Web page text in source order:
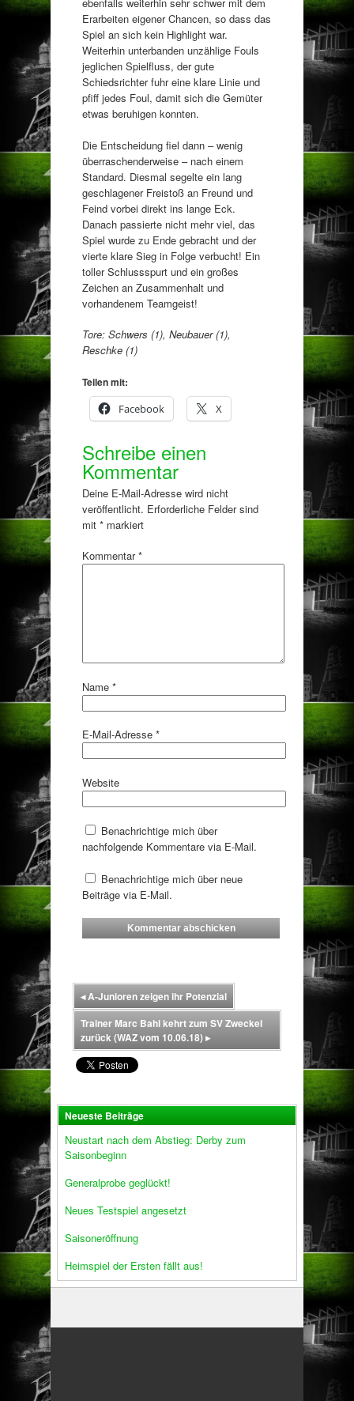
Erarbeiten eigener Chancen, so dass das
Spiel an sich kein Highlight war.
Weiterhin unterbanden unzählige Fouls
jeglichen Spielfluss, der gute
Schiedsrichter fuhr eine klare Linie und
pfiff jedes Foul, damit sich die Gemüter
etwas beruhigen konnten.
Die Entscheidung fiel dann – wenig
überraschenderweise – nach einem
Standard. Diesmal segelte ein lang
geschlagener Freistoß an Freund und
Feind vorbei direkt ins lange Eck.
Danach passierte nicht mehr viel, das
Spiel wurde zu Ende gebracht und der
vierte klare Sieg in Folge verbucht! Ein
toller Schlussspurt und ein großes
Zeichen an Zusammenhalt und
vorhandenem Teamgeist!
Tore: Schwers (1), Neubauer (1),
Reschke (1)
Teilen mit:
Facebook
X
Schreibe einen
Kommentar
Deine E-Mail-Adresse wird nicht
veröffentlicht. Erforderliche Felder sind
mit * markiert
Kommentar*
Name *
E-Mail-Adresse *
Website
Benachrichtige mich über
nachfolgende Kommentare via E-Mail.
Benachrichtige mich über neue
Beiträge via E-Mail.
◂A-Junioren zeigen ihr Potenzial
Trainer Marc Bahl kehrt zum SV Zweckel
zurück (WAZ vom 10.06.18)▸
Neueste Beiträge
Neustart nach dem Abstieg: Derby zum
Saisonbeginn
Generalprobe geglückt!
Neues Testspiel angesetzt
Saisoneröffnung
Heimspiel der Ersten fällt aus!